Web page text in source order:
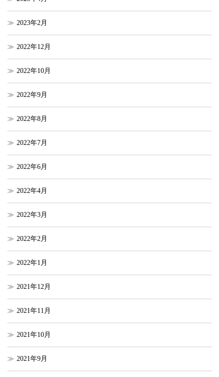
2023年2月
2022年12月
2022年10月
2022年9月
2022年8月
2022年7月
2022年6月
2022年4月
2022年3月
2022年2月
2022年1月
2021年12月
2021年11月
2021年10月
2021年9月